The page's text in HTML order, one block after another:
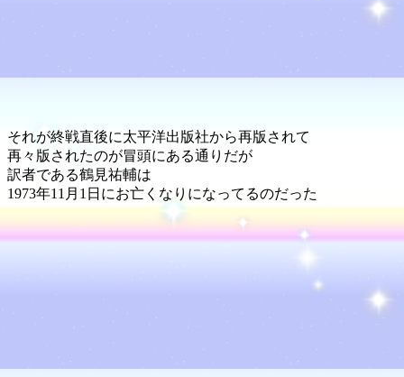
それが終戦直後に太平洋出版社から再版されて
再々版されたのが冒頭にある通りだが
訳者である鶴見祐輔は
1973年11月1日にお亡くなりになってるのだった